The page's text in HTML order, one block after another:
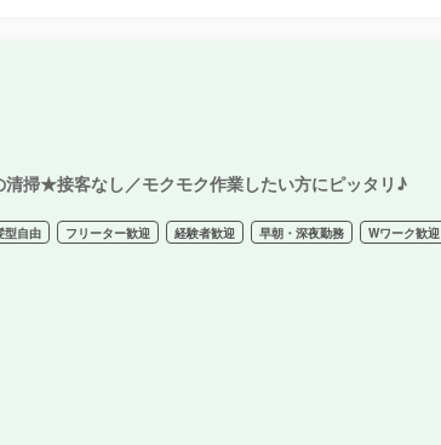
清掃★接客なし／モクモク作業したい方にピッタリ♪
型自由 フリーター歓迎 経験者歓迎 早朝・深夜勤務 Wワーク歓迎